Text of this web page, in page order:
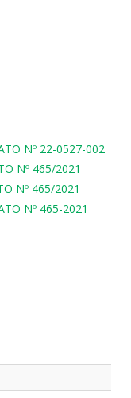
Nº 22-0527-002
Nº 465/2021
Nº 465/2021
Nº 465-2021